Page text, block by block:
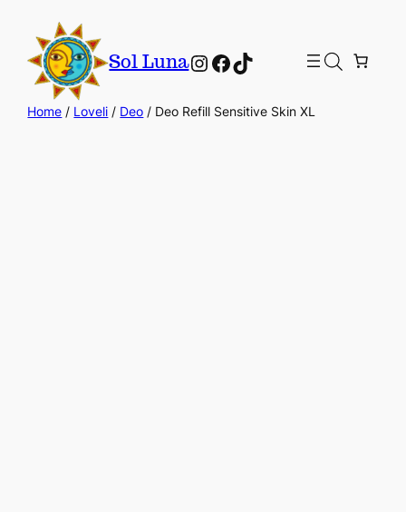
Sol LunaInstagram
Facebook
TikTok
Home / Loveli / Deo / Deo Refill Sensitive Skin XL